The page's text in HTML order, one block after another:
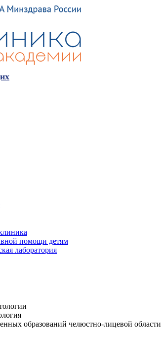
помощи детям
лаборатория
образований челюстно-лицевой области